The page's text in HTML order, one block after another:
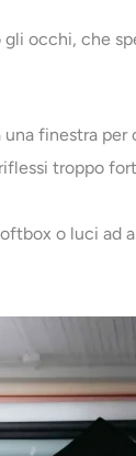
occhi, che
finestra
troppo
o luci ad